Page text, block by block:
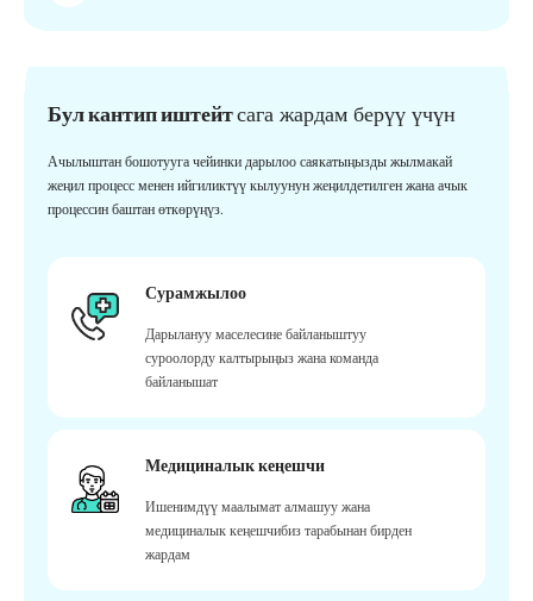
Бул кантип иштейтсага жардам берүү үчүн
Ачылыштан бошотууга чейинки дарылоо саякатыңызды жылмакай
жеңил процесс менен ийгиликтүү кылуунун жеңилдетилген жана ачык
процессин баштан өткөрүңүз.
Сурамжылоо
Дарылануу маселесине байланыштуу
суроолорду калтырыңыз жана команда
байланышат
Медициналык кеңешчи
Ишенимдүү маалымат алмашуу жана
медициналык кеңешчибиз тарабынан бирден
жардам